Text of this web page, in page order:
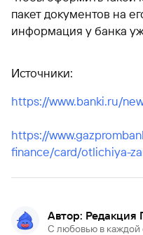
пакет документов на
информация у банка
Источники:
https://www.banki.ru/
https://
finance/card/otlichiya-
Автор: Редакция
С любовью в каждой